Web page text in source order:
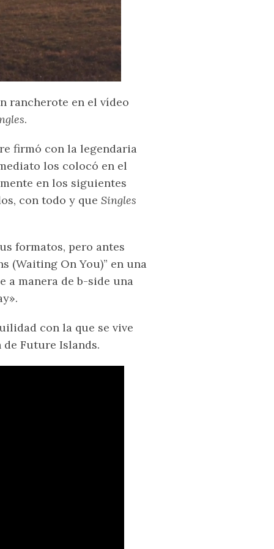
rancherote en el vídeo
.
firmó con la legendaria
los colocó en el
en los siguientes
con todo y que Singles
formatos, pero antes
(Waiting On You)” en una
a manera de b-side una
con la que se vive
Future Islands.